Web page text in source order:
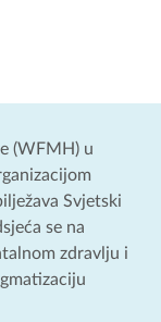
(WFMH) u
Svjetski
se na
zdravlju i